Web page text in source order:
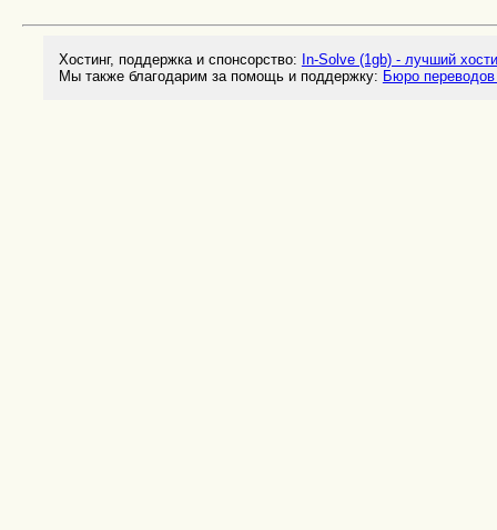
Хостинг, поддержка и спонсорство: In-Solve (1gb) - лучший
Мы также благодарим за помощь и поддержку: Бюро переводов